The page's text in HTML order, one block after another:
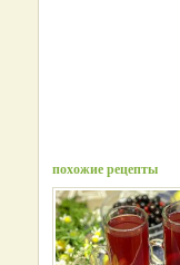
похожие рецепты